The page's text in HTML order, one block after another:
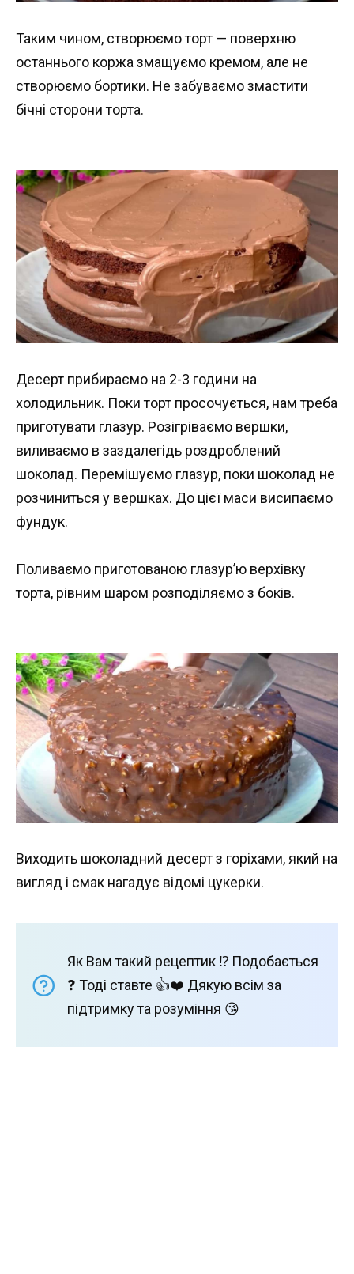
Таким чином, створюємо торт — поверхню
останнього коржа змащуємо кремом, але не
створюємо бортики. Не забуваємо змастити
бічні сторони торта.
Десерт прибираємо на 2-3 години на
холодильник. Поки торт просочується, нам треба
приготувати глазур. Розігріваємо вершки,
виливаємо в заздалегідь роздроблений
шоколад. Перемішуємо глазур, поки шоколад не
розчиниться у вершках. До цієї маси висипаємо
фундук.
Поливаємо приготованою глазур’ю верхівку
торта, рівним шаром розподіляємо з боків.
Виходить шоколадний десерт з горіхами, який на
вигляд і смак нагадує відомі цукерки.
Як Вам такий рецептик ⁉️ Подобається
❓ Тоді ставте 👍❤️ Дякую всім за
підтримку та розуміння 😘